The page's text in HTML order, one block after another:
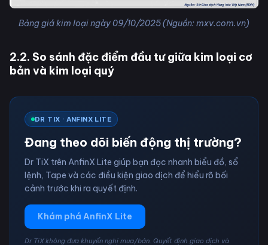
Bảng giá kim loại ngày 09/10/2025 (Nguồn: mxv.com.vn)
2.2. So sánh đặc điểm đầu tư giữa kim loại cơ
bản và kim loại quý
DR TIX · ANFINX LITE
Đang theo dõi biến động thị trường?
Dr TiX trên AnfinX Lite giúp bạn đọc nhanh biểu đồ, sổ
lệnh, Tape và các điều kiện giao dịch để hiểu rõ bối
cảnh trước khi ra quyết định.
Khám phá AnfinX Lite
Dr TiX không đưa khuyến nghị mua/bán. Quyết định giao dịch và